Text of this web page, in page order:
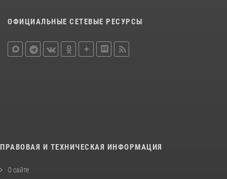
ОФИЦИАЛЬНЫЕ СЕТЕВЫЕ РЕСУРСЫ
ПРАВОВАЯ И ТЕХНИЧЕСКАЯ ИНФОРМАЦИЯ
О сайте